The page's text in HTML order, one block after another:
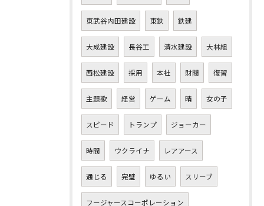
東武谷内田建設 東鉄 鉄建
大成建設 長谷工 清水建設 大林組
西松建設 採用 本社 財閥 復習
主題歌 経営 ゲーム 晴 女の子
スピード トランプ ジョーカー
時間 ウクライナ レアアース
通じる 完璧 ゆるい スリーブ
フージャースコーポレーション